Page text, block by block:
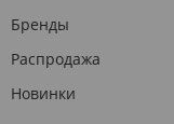
Бренды
Распродажа
Новинки